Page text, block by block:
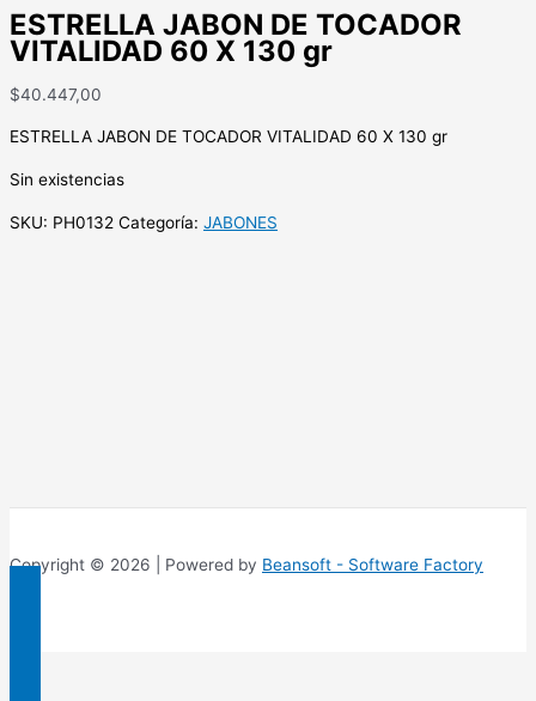
ESTRELLA JABON DE TOCADOR
VITALIDAD 60 X 130 gr
$40.447,00
ESTRELLA JABON DE TOCADOR VITALIDAD 60 X 130 gr
Sin existencias
SKU: PH0132 Categoría: JABONES
Copyright © 2026 | Powered by Beansoft - Software Factory